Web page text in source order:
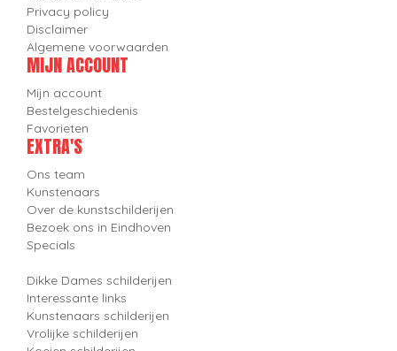
Privacy policy
Disclaimer
Algemene voorwaarden
MIJN ACCOUNT
Mijn account
Bestelgeschiedenis
Favorieten
EXTRA'S
Ons team
Kunstenaars
Over de kunstschilderijen
Bezoek ons in Eindhoven
Specials
Dikke Dames schilderijen
Interessante links
Kunstenaars schilderijen
Vrolijke schilderijen